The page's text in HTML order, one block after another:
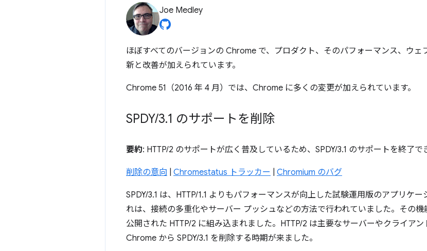
Joe Medley
ほぼすべてのバージョンの Chrome で、プロダクト、そのパフォーマンス、ウ
新と改善が加えられています。
Chrome 51（2016 年 4 月）では、Chrome に多くの変更が加えられています。
SPDY/3.1 のサポートを削除
要約: HTTP/2 のサポートが広く普及しているため、SPDY/3.1 のサポートを終了で
削除の意向 Chromestatus トラッカー Chromium のバグ
SPDY/3.1 は、HTTP/1.1 よりもパフォーマンスが向上した試験運用版のアプリケ
れは、接続の多重化やサーバー プッシュなどの方法で行われていました。その
公開された HTTP/2 に組み込まれました。HTTP/2 は主要なサーバーやクライアン
Chrome から SPDY/3.1 を削除する時期が来ました。